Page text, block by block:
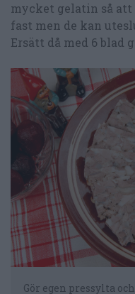
mycket gelatin så
fast men de kan
Ersätt då med 6 blad
Gör egen pressylta